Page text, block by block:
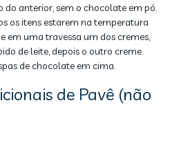
do anterior, sem o chocolate em pó.
os itens estarem na temperatura
em uma travessa um dos cremes,
de leite, depois o outro creme.
de chocolate em cima.
de Pavê (não